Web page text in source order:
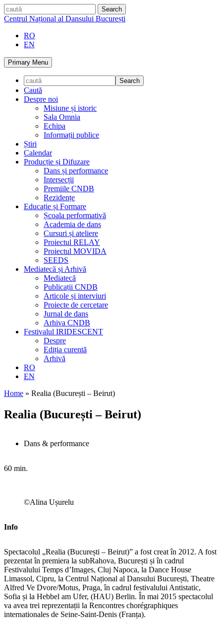
Skip
to
caută
Centrul Național al Dansului București
RO
EN
Primary Menu
Caută
Despre noi
Misiune și istoric
Sala Omnia
Echipa
Informații publice
Știri
Calendar
Producție și Difuzare
Dans și performance
Intersecții
Premiile CNDB
Rezidențe
Educație și Formare
Școala performativă
Academia de dans
Cursuri și ateliere
Proiectul RELAY
Proiectul MOVIDA
SEEDS
Mediatecă și Arhivă
Mediatecă
Publicații CNDB
Articole și interviuri
Proiecte de cercetare
Jurnal de dans
Arhiva CNDB
Festivalul IRIDESCENT
Despre
Ediția curentă
Arhivă
RO
EN
Home » Realia (București – Beirut)
Realia (București – Beirut)
Dans & performance
60 min.
©Alina Ușurelu
Info
Spectacolul „Realia (București – Beirut)” a fost creat în 2012. A fost
prezentat în premiera la subRahova, București și în cadrul
Festivalului Temps d’Images, Cluj Napoca, la Dance House
Limassol, Cipru, la Centrul Național al Dansului București, Theatre
Alfred Ve Dvore/Motus, Praga, în cadrul festivalului Antistatic,
Sofia și la Hebbel am Ufer, (HAU) Berlin. În mai 2015 spectacolul
va avea trei reprezentații la Rencontres chorégraphiques
internationales de Seine-Saint-Denis (Franța).